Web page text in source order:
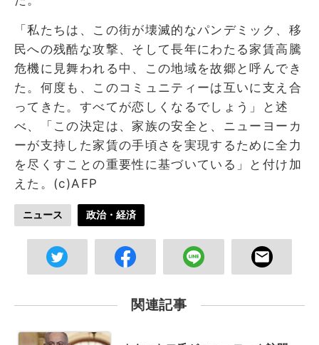
「私たちは、この街が壊滅的なパンデミック、移
民への残酷な攻撃、そして長年にわたる家賃高騰
危機に見舞われる中、この地域を故郷と呼んでき
た。何度も、このコミュニティーは互いに支え合
ってきた。すべてが恋しくなるでしょう」と述
べ、「この決定は、家族の安全と、ニューヨーカ
ーが支持した家賃の手頃さを実現するために全力
を尽くすことの重要性に基づいている」と付け加
えた。(c)AFP
ニュース 政治・経済
関連記事